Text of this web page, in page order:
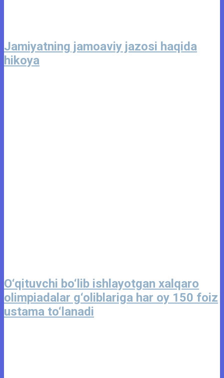
Jamiyatning jamoaviy jazosi haqida
hikoya
O‘qituvchi bo‘lib ishlayotgan xalqaro
olimpiadalar g‘oliblariga har oy 150 foiz
ustama to‘lanadi